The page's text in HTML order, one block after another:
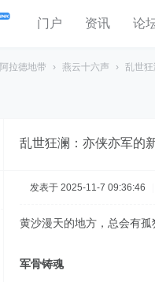
门户 资讯 论
阿拉德地带 › 燕云十六声 › 乱世
乱世狂澜：亦侠亦军的
发表于 2025-11-7 09:36:46
黄沙漫天的地方，总会有
军骨铸魂